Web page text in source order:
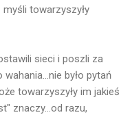
myśli towarzyszyły
sieci i poszli za
było pytań
towarzyszyły im jakieś
znaczy...od razu,